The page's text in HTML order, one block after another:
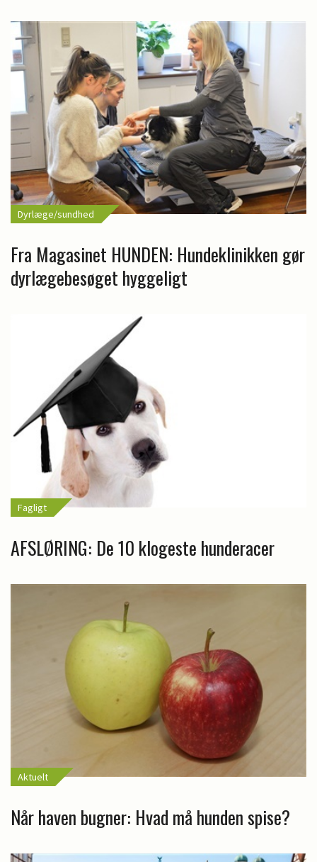
Dyrlæge/sundhed
Fra Magasinet HUNDEN: Hundeklinikken gør
dyrlægebesøget hyggeligt
Fagligt
AFSLØRING: De 10 klogeste hunderacer
Aktuelt
Når haven bugner: Hvad må hunden spise?